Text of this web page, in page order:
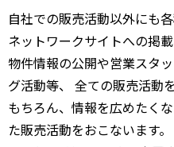
自社での販売活動以外にも
ネットワークサイトへの掲
物件情報の公開や営業スタ
グ活動等、 全ての販売活動
もちろん、情報を広めたく
た販売活動をおこないます。